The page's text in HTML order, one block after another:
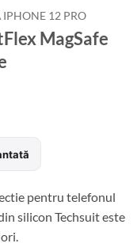
IPHONE 12 PRO
MagSafe
pentru telefonul
silicon Techsuit este